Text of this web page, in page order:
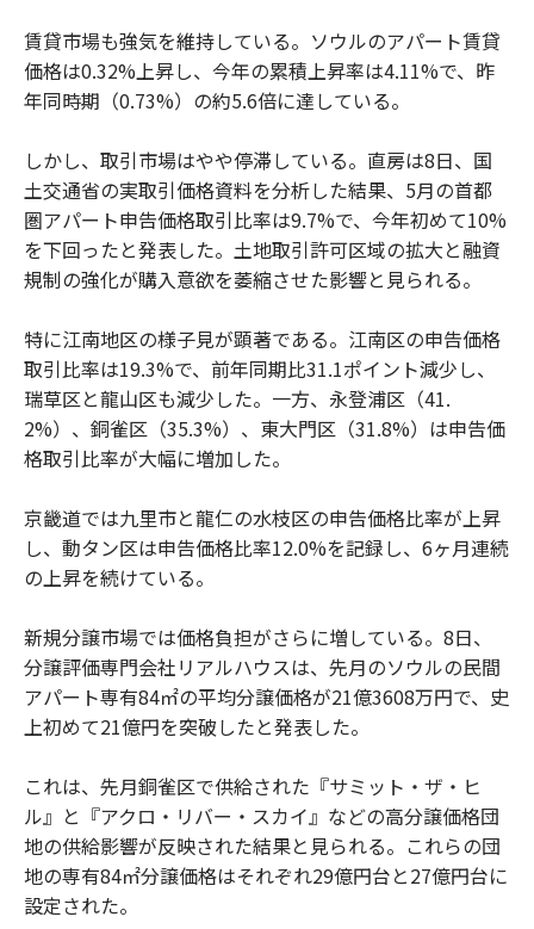
賃貸市場も強気を維持している。ソウルのアパート賃貸
価格は0.32%上昇し、今年の累積上昇率は4.11%で、昨
年同時期（0.73%）の約5.6倍に達している。
しかし、取引市場はやや停滞している。直房は8日、国
土交通省の実取引価格資料を分析した結果、5月の首都
圏アパート申告価格取引比率は9.7%で、今年初めて10%
を下回ったと発表した。土地取引許可区域の拡大と融資
規制の強化が購入意欲を萎縮させた影響と見られる。
特に江南地区の様子見が顕著である。江南区の申告価格
取引比率は19.3%で、前年同期比31.1ポイント減少し、
瑞草区と龍山区も減少した。一方、永登浦区（41.
2%）、銅雀区（35.3%）、東大門区（31.8%）は申告価
格取引比率が大幅に増加した。
京畿道では九里市と龍仁の水枝区の申告価格比率が上昇
し、動タン区は申告価格比率12.0%を記録し、6ヶ月連続
の上昇を続けている。
新規分譲市場では価格負担がさらに増している。8日、
分譲評価専門会社リアルハウスは、先月のソウルの民間
アパート専有84㎡の平均分譲価格が21億3608万円で、史
上初めて21億円を突破したと発表した。
これは、先月銅雀区で供給された『サミット・ザ・ヒ
ル』と『アクロ・リバー・スカイ』などの高分譲価格団
地の供給影響が反映された結果と見られる。これらの団
地の専有84㎡分譲価格はそれぞれ29億円台と27億円台に
設定された。